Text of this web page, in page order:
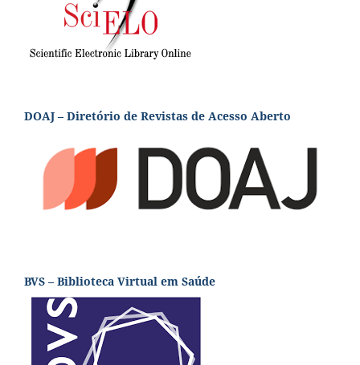
DOAJ – Diretório de Revistas de Acesso Aberto
BVS – Biblioteca Virtual em Saúde